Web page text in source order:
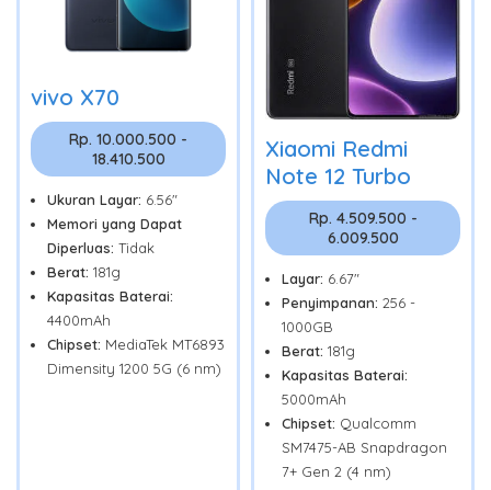
vivo X70
Rp. 10.000.500 -
18.410.500
Ukuran Layar: 6.56"
Memori yang Dapat
Diperluas: Tidak
Berat: 181g
Kapasitas Baterai:
4400mAh
Chipset: MediaTek MT6893
Dimensity 1200 5G (6 nm)
Xiaomi Redmi
Note 12 Turbo
Rp. 4.509.500 -
6.009.500
Layar: 6.67"
Penyimpanan: 256 -
1000GB
Berat: 181g
Kapasitas Baterai:
5000mAh
Chipset: Qualcomm
SM7475-AB Snapdragon
7+ Gen 2 (4 nm)